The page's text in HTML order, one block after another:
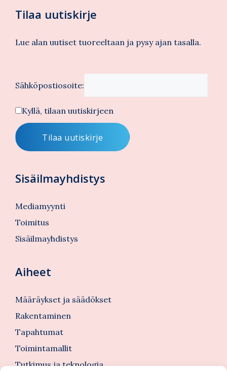
Tilaa uutiskirje
Lue alan uutiset tuoreeltaan ja pysy ajan tasalla.
Sähköpostiosoite:
Kyllä, tilaan uutiskirjeen
Sisäilmayhdistys
Mediamyynti
Toimitus
Sisäilmayhdistys
Aiheet
Määräykset ja säädökset
Rakentaminen
Tapahtumat
Toimintamallit
Tutkimus ja teknologia